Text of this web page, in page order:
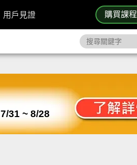
購買課程
用戶見證
7/31 ~ 8/28